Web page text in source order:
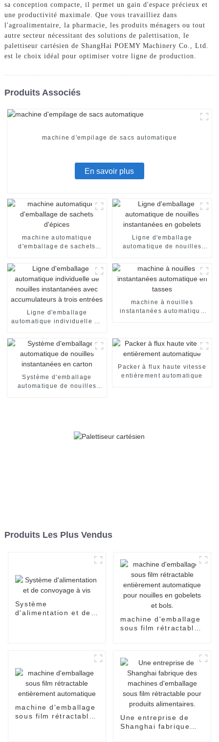
sa conception compacte, il permet un gain d'espace précieux et
une productivité maximale. Que vous travailliez dans
l'agroalimentaire, la pharmacie, les produits ménagers ou tout
autre secteur nécessitant des solutions de palettisation, le
palettiseur cartésien de ShangHai POEMY Machinery Co., Ltd.
est le choix idéal pour optimiser votre ligne de production.
Produits Associés
machine d'empilage de sacs automatique
En savoir plus
machine automatique
d'emballage de sachets
Ligne d'emballage
automatique de nouilles
Ligne d'emballage
automatique individuelle de
entrées
machine à nouilles
instantanées automatique
Système d'emballage
automatique de nouilles
Packer à flux haute vitesse
entièrement automatique
Produits Les Plus Vendus
Système
d'alimentation et de
machine d'emballage
sous film rétractable
et bols.
machine d'emballage
sous film rétractable
Une entreprise de
Shanghai fabrique